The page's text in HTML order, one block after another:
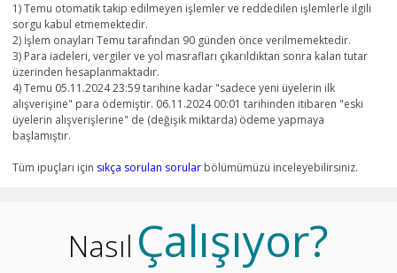
1) Temu otomatik takip edilmeyen işlemler ve reddedilen işlemlerle ilgili
sorgu kabul etmemektedir.
2) İşlem onayları Temu tarafından 90 günden önce verilmemektedir.
3) Para iadeleri, vergiler ve yol masrafları çıkarıldıktan sonra kalan tutar
üzerinden hesaplanmaktadır.
4) Temu 05.11.2024 23:59 tarihine kadar "sadece yeni üyelerin ilk
alışverişine" para ödemiştir. 06.11.2024 00:01 tarihinden itibaren "eski
üyelerin alışverişlerine" de (değişik miktarda) ödeme yapmaya
başlamıştır.
Tüm ipuçları için sıkça sorulan sorularbölümümüzü inceleyebilirsiniz.
Nasıl Çalışıyor?